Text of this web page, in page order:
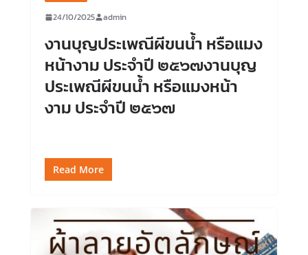
24/10/2025 admin
งานบุญประเพณีผีขนน้ำ หรือแมง
หน้างาม ประจำปี ๒๕๖๗งานบุญ
ประเพณีผีขนน้ำ หรือแมงหน้า
งาม ประจำปี ๒๕๖๗
Read More